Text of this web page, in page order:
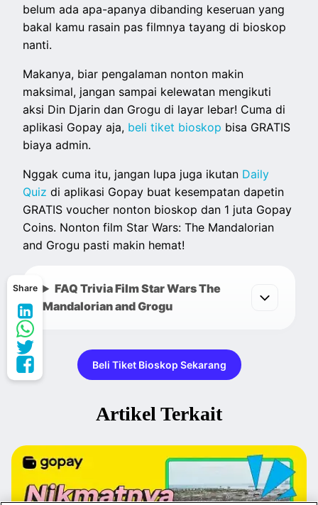
Share
belum ada apa-apanya dibanding keseruan yang
bakal kamu rasain pas filmnya tayang di bioskop
nanti.
Makanya, biar pengalaman nonton makin
maksimal, jangan sampai kelewatan mengikuti
aksi Din Djarin dan Grogu di layar lebar! Cuma di
aplikasi Gopay aja, beli tiket bioskop bisa GRATIS
biaya admin.
Nggak cuma itu, jangan lupa juga ikutan Daily
Quiz di aplikasi Gopay buat kesempatan dapetin
GRATIS voucher nonton bioskop dan 1 juta Gopay
Coins. Nonton film Star Wars: The Mandalorian
and Grogu pasti makin hemat!
FAQ Trivia Film Star Wars The
Mandalorian and Grogu
Beli Tiket Bioskop Sekarang
Artikel Terkait